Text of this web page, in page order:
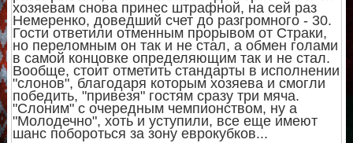
хозяевам снова принес штрафной, на сей раз
Немеренко, доведший счет до разгромного - 30.
Гости ответили отменным прорывом от Страки,
но переломным он так и не стал, а обмен голами
в самой концовке определяющим так и не стал.
Вообще, стоит отметить стандарты в исполнении
"слонов", благодаря которым хозяева и смогли
победить, "привезя" гостям сразу три мяча.
"Слоним" с очередным чемпионством, ну а
"Молодечно", хоть и уступили, все еще имеют
шанс побороться за зону еврокубков...